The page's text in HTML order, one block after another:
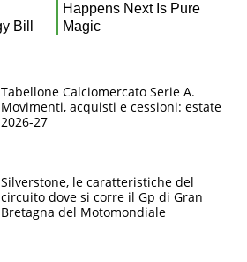
Tabellone Calciomercato Serie A.
Movimenti, acquisti e cessioni: estate
2026-27
Silverstone, le caratteristiche del
circuito dove si corre il Gp di Gran
Bretagna del Motomondiale